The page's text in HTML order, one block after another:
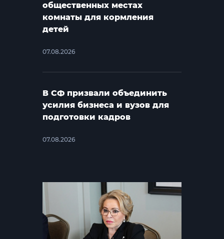
общественных местах
комнаты для кормления
детей
07.08.2026
В СФ призвали объединить
усилия бизнеса и вузов для
подготовки кадров
07.08.2026